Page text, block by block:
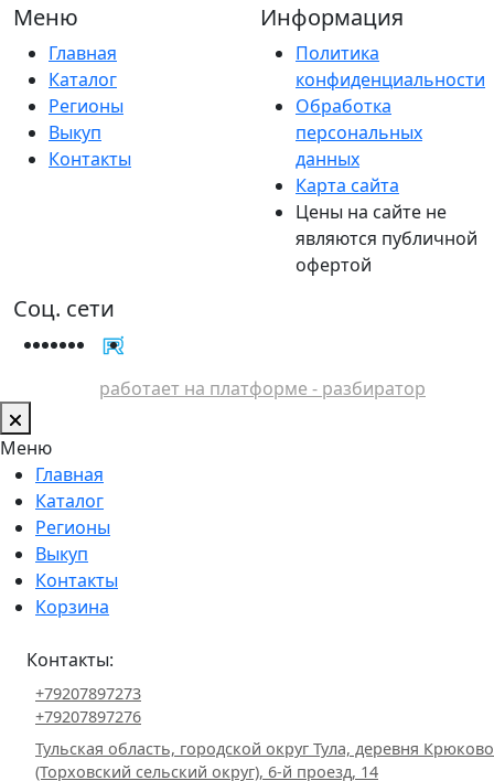
Меню
Главная
Каталог
Регионы
Выкуп
Контакты
Информация
Политика
конфиденциальности
Обработка
персональных
данных
Карта сайта
Цены на сайте не
являются публичной
офертой
Соц. сети
работает на платформе - разбиратор
Меню
Главная
Каталог
Регионы
Выкуп
Контакты
Корзина
Контакты:
+79207897273
+79207897276
Тульская область, городской округ Тула, деревня Крюково
(Торховский сельский округ), 6-й проезд, 14